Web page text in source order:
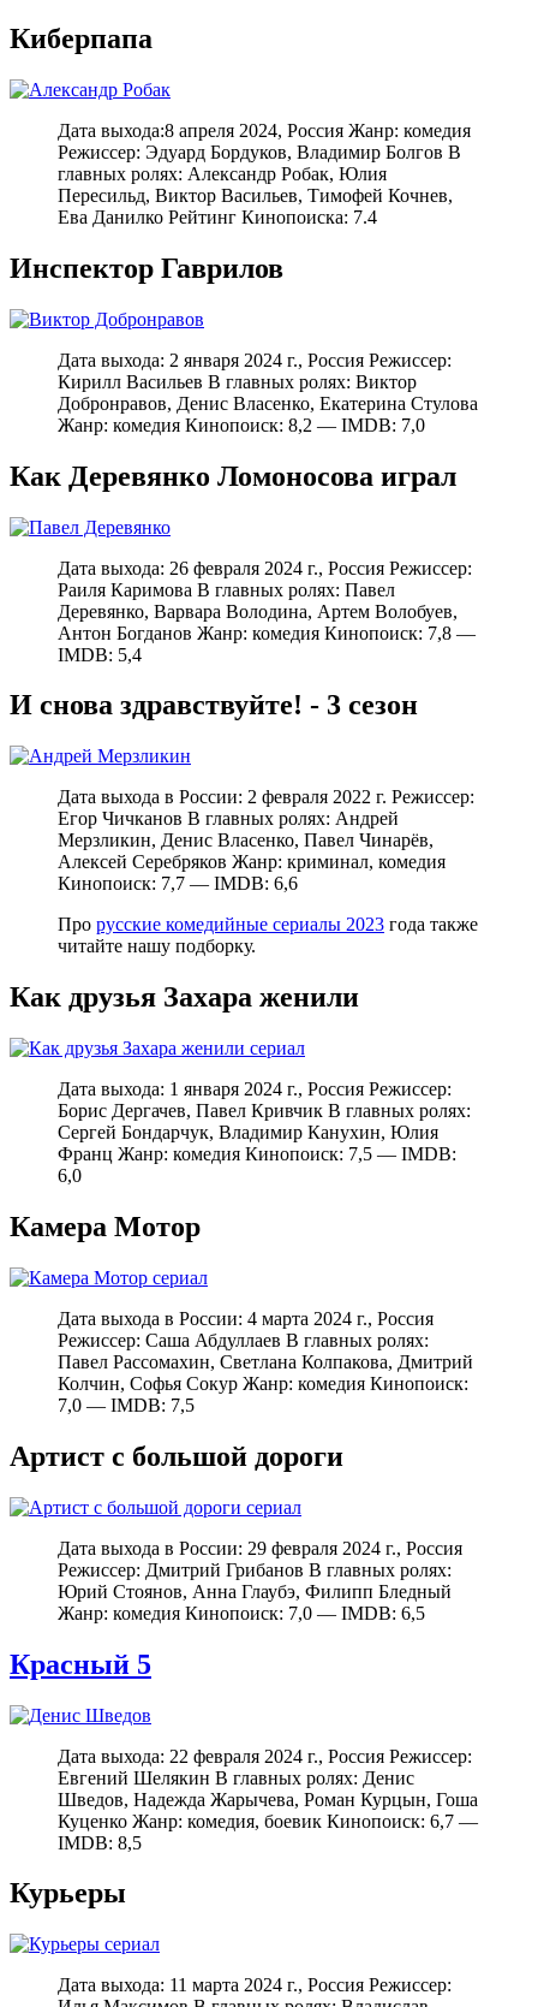
Киберпапа
Дата выхода:8 апреля 2024, Россия Жанр: комедия
Режиcсер: Эдуард Бордуков, Владимир Болгов В
главных ролях: Александр Робак, Юлия
Пересильд, Виктор Васильев, Тимофей Кочнев,
Ева Данилко Рейтинг Кинопоиска: 7.4
Инспектор Гаврилов
Дата выхода: 2 января 2024 г., Россия Режиссер:
Кирилл Васильев В главных ролях: Виктор
Добронравов, Денис Власенко, Екатерина Стулова
Жанр: комедия Кинопоиск: 8,2 — IMDB: 7,0
Как Деревянко Ломоносова играл
Дата выхода: 26 февраля 2024 г., Россия Режиссер:
Раиля Каримова В главных ролях: Павел
Деревянко, Варвара Володина, Артем Волобуев,
Антон Богданов Жанр: комедия Кинопоиск: 7,8 —
IMDB: 5,4
И снова здравствуйте! - 3 сезон
Дата выхода в России: 2 февраля 2022 г. Режиссер:
Егор Чичканов В главных ролях: Андрей
Мерзликин, Денис Власенко, Павел Чинарёв,
Алексей Серебряков Жанр: криминал, комедия
Кинопоиск: 7,7 — IMDB: 6,6
Про русские комедийные сериалы 2023 года также
читайте нашу подборку.
Как друзья Захара женили
Дата выхода: 1 января 2024 г., Россия Режиссер:
Борис Дергачев, Павел Кривчик В главных ролях:
Сергей Бондарчук, Владимир Канухин, Юлия
Франц Жанр: комедия Кинопоиск: 7,5 — IMDB:
6,0
Камера Мотор
Дата выхода в России: 4 марта 2024 г., Россия
Режиссер: Саша Абдуллаев В главных ролях:
Павел Рассомахин, Светлана Колпакова, Дмитрий
Колчин, Софья Сокур Жанр: комедия Кинопоиск:
7,0 — IMDB: 7,5
Артист с большой дороги
Дата выхода в России: 29 февраля 2024 г., Россия
Режиссер: Дмитрий Грибанов В главных ролях:
Юрий Стоянов, Анна Глаубэ, Филипп Бледный
Жанр: комедия Кинопоиск: 7,0 — IMDB: 6,5
Красный 5
Дата выхода: 22 февраля 2024 г., Россия Режиссер:
Евгений Шелякин В главных ролях: Денис
Шведов, Надежда Жарычева, Роман Курцын, Гоша
Куценко Жанр: комедия, боевик Кинопоиск: 6,7 —
IMDB: 8,5
Курьеры
Дата выхода: 11 марта 2024 г., Россия Режиссер: